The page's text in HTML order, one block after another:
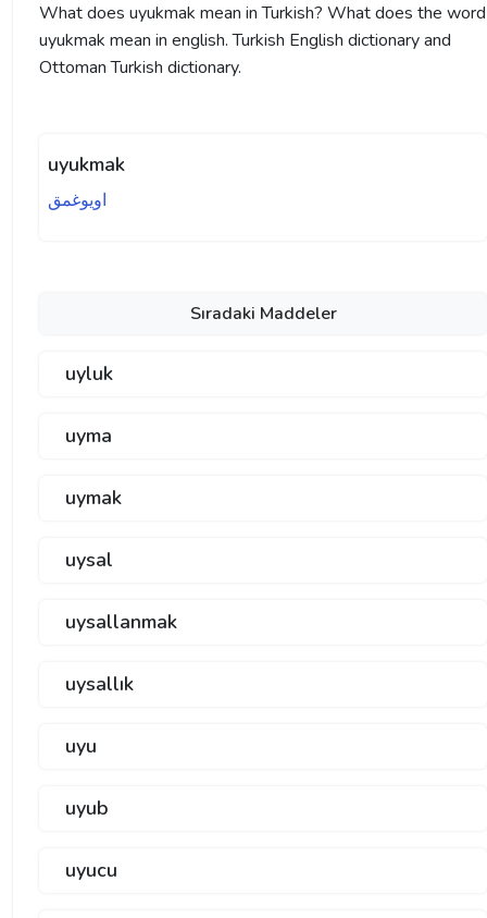
What does uyukmak mean in Turkish? What does the word
uyukmak mean in english. Turkish English dictionary and
Ottoman Turkish dictionary.
uyukmak
اويوغمق
Sıradaki Maddeler
uyluk
uyma
uymak
uysal
uysallanmak
uysallık
uyu
uyub
uyucu